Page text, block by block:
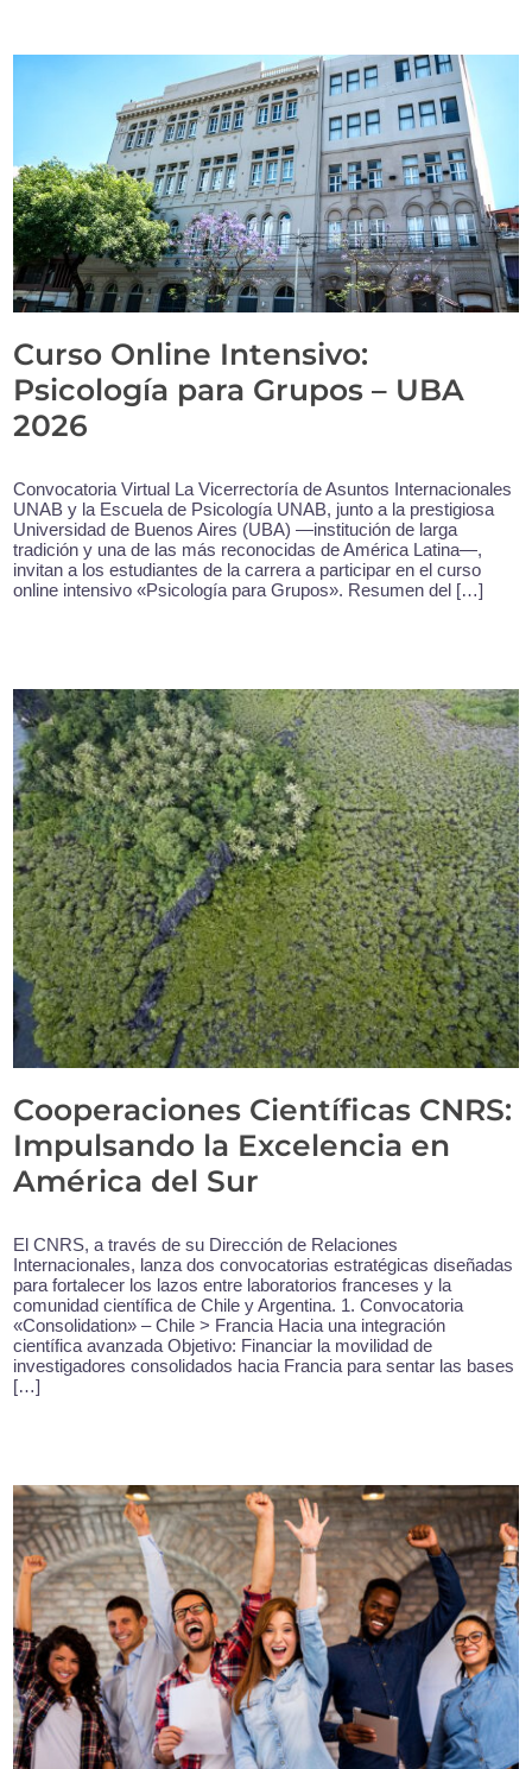
Curso Online Intensivo:
Psicología para Grupos – UBA
2026
Convocatoria Virtual La Vicerrectoría de Asuntos Internacionales
UNAB y la Escuela de Psicología UNAB, junto a la prestigiosa
Universidad de Buenos Aires (UBA) —institución de larga
tradición y una de las más reconocidas de América Latina—,
invitan a los estudiantes de la carrera a participar en el curso
online intensivo «Psicología para Grupos». Resumen del […]
Cooperaciones Científicas CNRS:
Impulsando la Excelencia en
América del Sur
El CNRS, a través de su Dirección de Relaciones
Internacionales, lanza dos convocatorias estratégicas diseñadas
para fortalecer los lazos entre laboratorios franceses y la
comunidad científica de Chile y Argentina. 1. Convocatoria
«Consolidation» – Chile > Francia Hacia una integración
científica avanzada Objetivo: Financiar la movilidad de
investigadores consolidados hacia Francia para sentar las bases
[…]